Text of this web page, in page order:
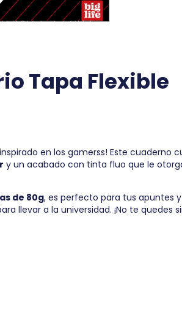
Tapa Flexible
en los gamerss! Este cuaderno
y un acabado con tinta fluo que le
de 80g, es perfecto para tus apuntes y
llevar a la universidad. ¡No te quedes